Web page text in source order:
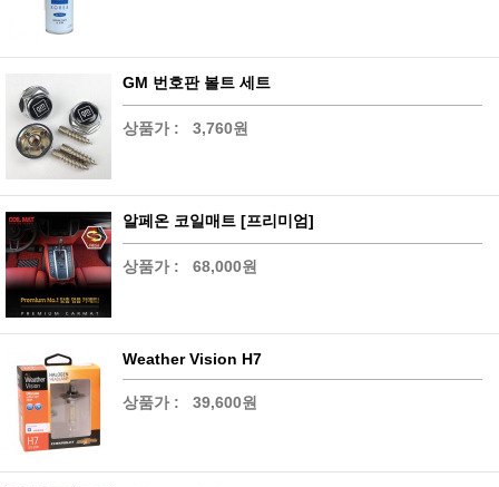
GM 번호판 볼트 세트
상품가 : 3,760원
알페온 코일매트 [프리미엄]
상품가 : 68,000원
Weather Vision H7
상품가 : 39,600원